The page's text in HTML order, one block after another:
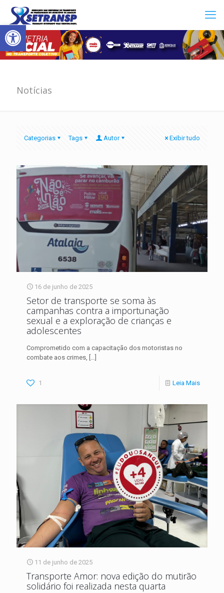
Abrir a barra de ferramentas
Notícias
Categorias Tags Autor Exibir tudo
16 de junho de 2025
Setor de transporte se soma às
campanhas contra a importunação
sexual e a exploração de crianças e
adolescentes
Comprometido com a capacitação dos motoristas no
combate aos crimes,
1 Leia Mais
11 de junho de 2025
Transporte Amor: nova edição do mutirão
solidário foi realizada nesta quarta